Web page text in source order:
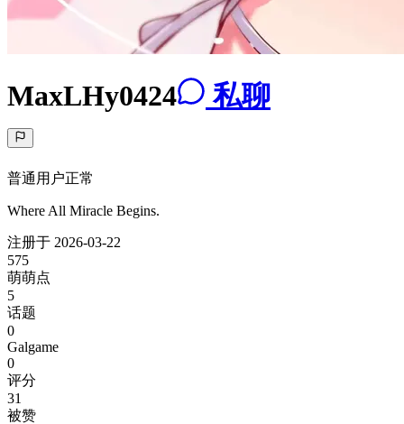
MaxLHy0424 私聊
普通用户正常
Where All Miracle Begins.
注册于 2026-03-22
575
萌萌点
5
话题
0
Galgame
0
评分
31
被赞